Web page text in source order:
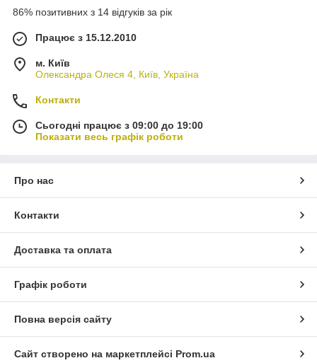
86% позитивних з 14 відгуків за рік
Працює з 15.12.2010
м. Київ
Олександра Олеся 4, Київ, Україна
Контакти
Сьогодні працює з 09:00 до 19:00
Показати весь графік роботи
Про нас
Контакти
Доставка та оплата
Графік роботи
Повна версія сайту
Сайт створено на маркетплейсі Prom.ua